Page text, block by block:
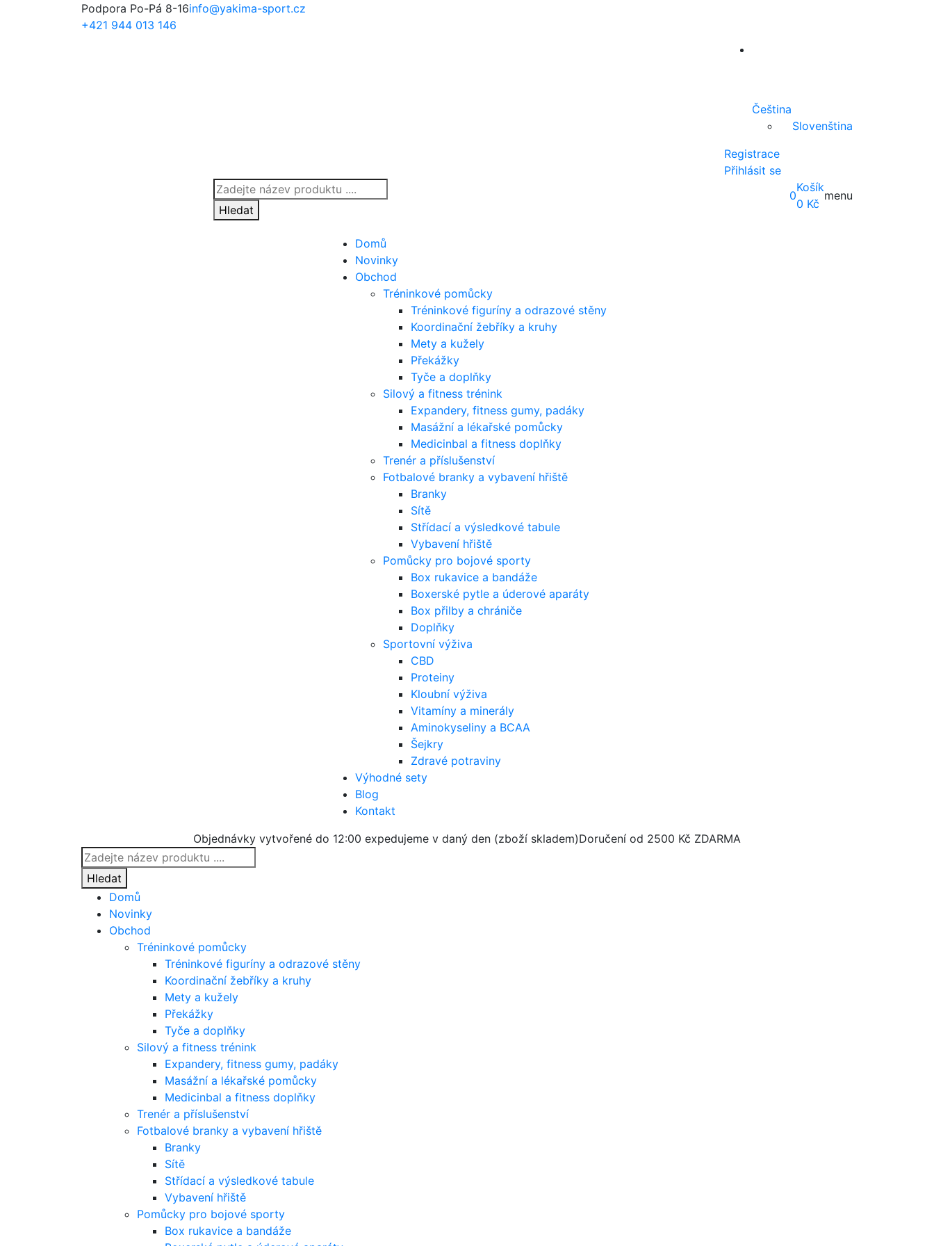
Podpora Po-Pá 8-16
+421 944 013 146
info@yakima-sport.cz
Čeština
Slovenština
Registrace
Přihlásit se
Products
search
Hledat
0
Košík
0 Kč
menu
Domů
Novinky
Obchod
Tréninkové pomůcky
Tréninkové figuríny a odrazové stěny
Koordinační žebříky a kruhy
Mety a kužely
Překážky
Tyče a doplňky
Silový a fitness trénink
Expandery, fitness gumy, padáky
Masážní a lékařské pomůcky
Medicinbal a fitness doplňky
Trenér a příslušenství
Fotbalové branky a vybavení hřiště
Branky
Sítě
Střídací a výsledkové tabule
Vybavení hřiště
Pomůcky pro bojové sporty
Box rukavice a bandáže
Boxerské pytle a úderové aparáty
Box přilby a chrániče
Doplňky
Sportovní výživa
CBD
Proteiny
Kloubní výživa
Vitamíny a minerály
Aminokyseliny a BCAA
Šejkry
Zdravé potraviny
Výhodné sety
Blog
Kontakt
Objednávky vytvořené do 12:00 expedujeme v daný den (zboží skladem)Doručení od 2500 Kč ZDARMA
Products
search
Hledat
Domů
Novinky
Obchod
Tréninkové pomůcky
Tréninkové figuríny a odrazové stěny
Koordinační žebříky a kruhy
Mety a kužely
Překážky
Tyče a doplňky
Silový a fitness trénink
Expandery, fitness gumy, padáky
Masážní a lékařské pomůcky
Medicinbal a fitness doplňky
Trenér a příslušenství
Fotbalové branky a vybavení hřiště
Branky
Sítě
Střídací a výsledkové tabule
Vybavení hřiště
Pomůcky pro bojové sporty
Box rukavice a bandáže